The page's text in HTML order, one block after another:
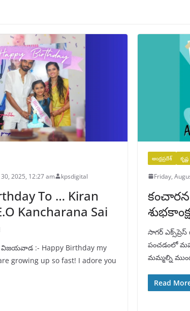
2025, 12:27 am kpsdigital
To … Kiran
Kancharana Sai
విజయవాడ :- Happy Birthday my
growing up so fast! I adore you
ఆంధ్రప్రదేశ్ కృష్ణ
Friday,
కంచారన
సాగర్
పంచడంలో
మమ్మల్ని
Read